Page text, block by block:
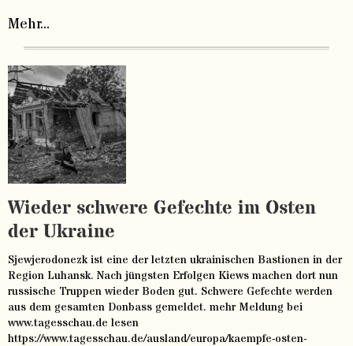
Mehr...
Wieder schwere Gefechte im Osten
der Ukraine
Sjewjerodonezk ist eine der letzten ukrainischen Bastionen in der
Region Luhansk. Nach jüngsten Erfolgen Kiews machen dort nun
russische Truppen wieder Boden gut. Schwere Gefechte werden
aus dem gesamten Donbass gemeldet. mehr Meldung bei
www.tagesschau.de lesen
https://www.tagesschau.de/ausland/europa/kaempfe-osten-